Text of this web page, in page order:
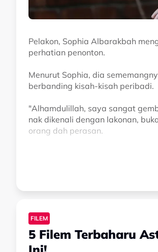
Pelakon, Sophia Albarakbah
perhatian penonton.
Menurut Sophia, dia
berbanding kisah-kisah peribadi.
"Alhamdulillah, saya sangat
nak dikenali dengan lakonan,
orang dah perasan.
"Ini mungkin permulaan untuk
dan suka dengan lakonan.
ini.
Dalam pada itu, pelakon drama
terikat dengan karakter yang
FILEM
5 Filem Terbaharu